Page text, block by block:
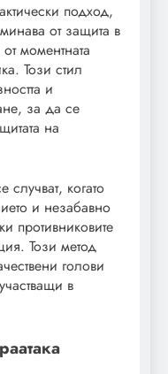
подход,
от защита в
моментната
Този стил
и
за да се
на
случват, когато
и незабавно
противниковите
Този метод
голови
в